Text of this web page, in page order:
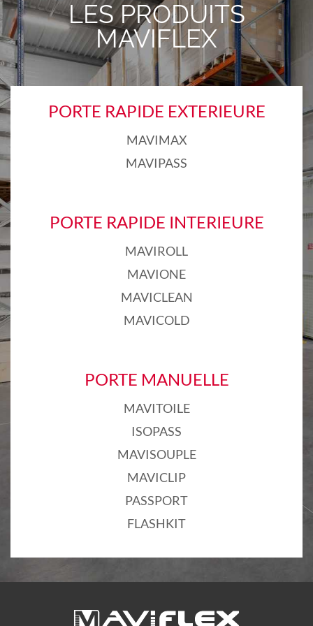
LES PRODUITS
MAVIFLEX
PORTE RAPIDE EXTERIEURE
MAVIMAX
MAVIPASS
PORTE RAPIDE INTERIEURE
MAVIROLL
MAVIONE
MAVICLEAN
MAVICOLD
PORTE MANUELLE
MAVITOILE
ISOPASS
MAVISOUPLE
MAVICLIP
PASSPORT
FLASHKIT